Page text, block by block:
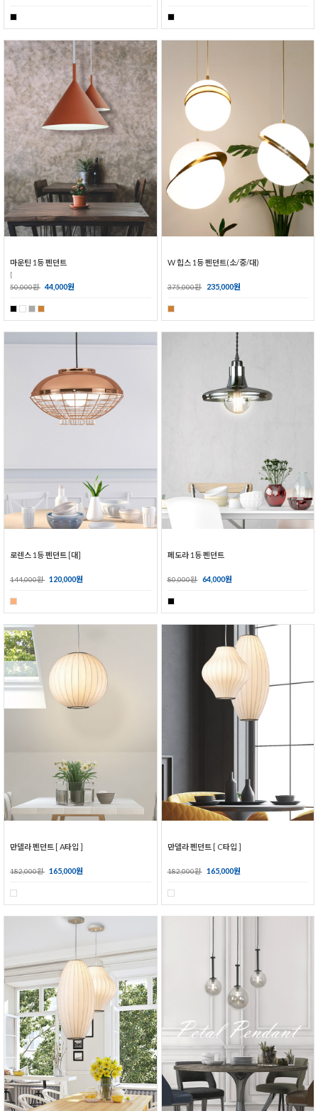
마운틴 1등 펜던트
[
50,000원 44,000원
W 힙스 1등 펜던트(소/중/대)
375,000원 235,000원
로렌스 1등 펜던트 [대]
144,000원 120,000원
페도라 1등 펜던트
80,000원 64,000원
만델라 펜던트 [ A타입 ]
182,000원 165,000원
만델라 펜던트 [ C타입 ]
182,000원 165,000원